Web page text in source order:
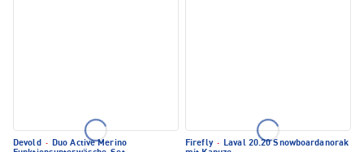
Devold · Duo Active Merino
Firefly · Laval 20.20 Snowboardanorak